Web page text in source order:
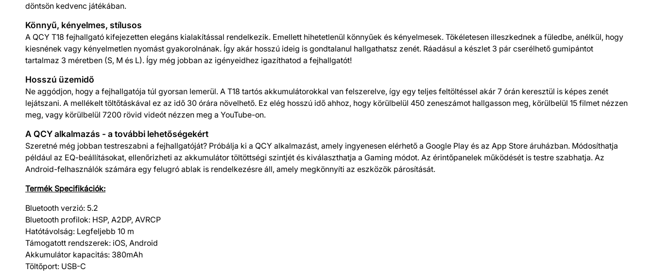
döntsön kedvenc játékában.
Könnyű, kényelmes, stílusos
A QCY T18 fejhallgató kifejezetten elegáns kialakítással rendelkezik. Emellett hihetetlenül könnyűek és kényelmesek. Tökéletesen illeszkednek a füledbe, anélkül, hogy
kiesnének vagy kényelmetlen nyomást gyakorolnának. Így akár hosszú ideig is gondtalanul hallgathatsz zenét. Ráadásul a készlet 3 pár cserélhető gumipántot
tartalmaz 3 méretben (S, M és L). Így még jobban az igényeidhez igazíthatod a fejhallgatót!
Hosszú üzemidő
Ne aggódjon, hogy a fejhallgatója túl gyorsan lemerül. A T18 tartós akkumulátorokkal van felszerelve, így egy teljes feltöltéssel akár 7 órán keresztül is képes zenét
lejátszani. A mellékelt töltőtáskával ez az idő 30 órára növelhető. Ez elég hosszú idő ahhoz, hogy körülbelül 450 zeneszámot hallgasson meg, körülbelül 15 filmet nézzen
meg, vagy körülbelül 7200 rövid videót nézzen meg a YouTube-on.
A QCY alkalmazás - a további lehetőségekért
Szeretné még jobban testreszabni a fejhallgatóját? Próbálja ki a QCY alkalmazást, amely ingyenesen elérhető a Google Play és az App Store áruházban. Módosíthatja
például az EQ-beállításokat, ellenőrizheti az akkumulátor töltöttségi szintjét és kiválaszthatja a Gaming módot. Az érintőpanelek működését is testre szabhatja. Az
Android-felhasználók számára egy felugró ablak is rendelkezésre áll, amely megkönnyíti az eszközök párosítását.
Termék Specifikációk:
Bluetooth verzió: 5.2
Bluetooth profilok: HSP, A2DP, AVRCP
Hatótávolság: Legfeljebb 10 m
Támogatott rendszerek: iOS, Android
Akkumulátor kapacitás: 380mAh
Töltőport: USB-C